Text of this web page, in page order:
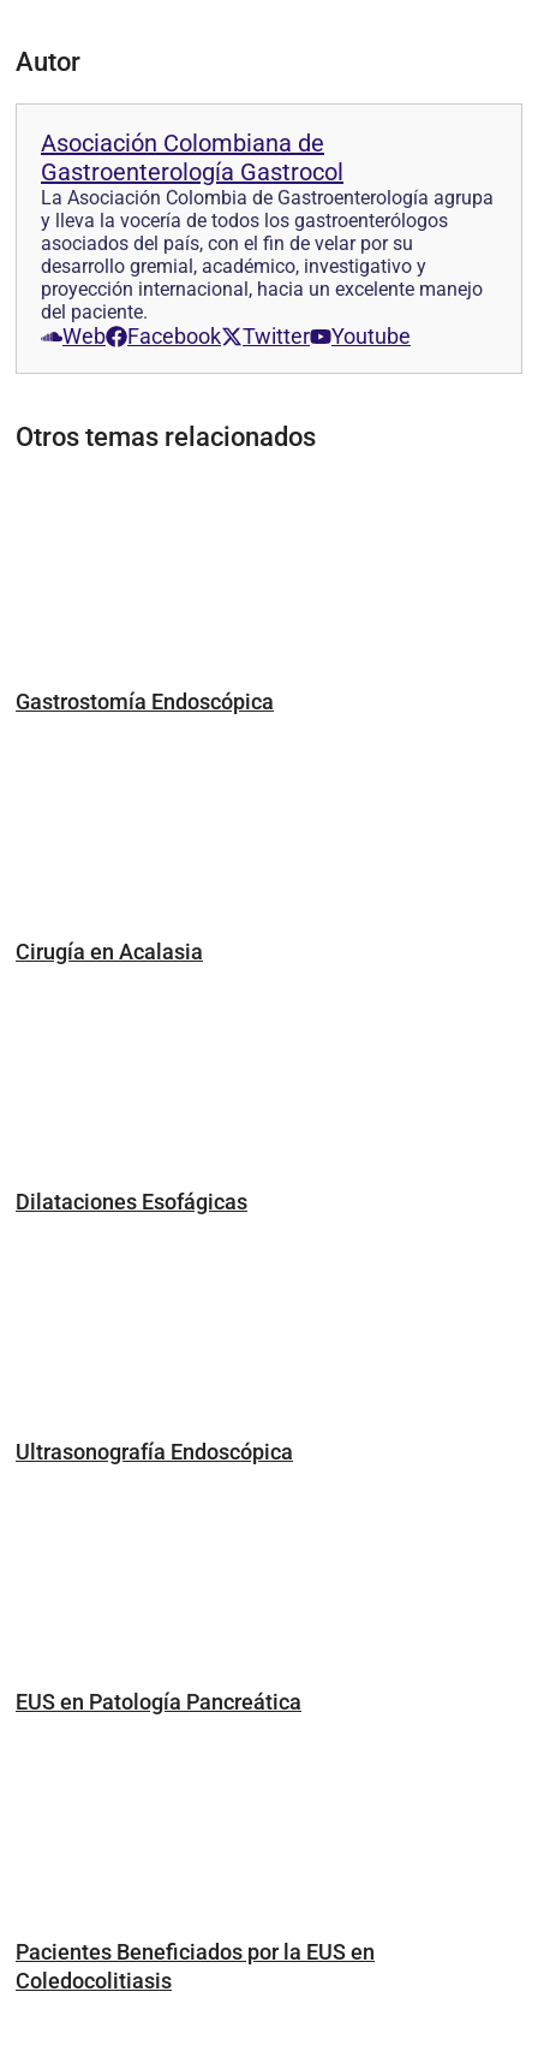
Autor
Asociación Colombiana de
Gastroenterología Gastrocol
La Asociación Colombia de Gastroenterología agrupa
y lleva la vocería de todos los gastroenterólogos
asociados del país, con el fin de velar por su
desarrollo gremial, académico, investigativo y
proyección internacional, hacia un excelente manejo
del paciente.
Web Facebook Twitter Youtube
Otros temas relacionados
Gastrostomía Endoscópica
Cirugía en Acalasia
Dilataciones Esofágicas
Ultrasonografía Endoscópica
EUS en Patología Pancreática
Pacientes Beneficiados por la EUS en
Coledocolitiasis